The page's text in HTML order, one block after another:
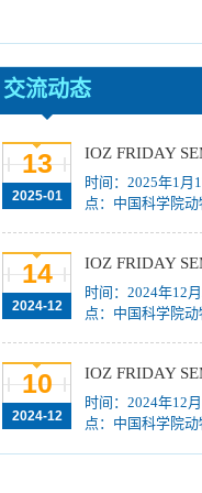
士研究生拟录取结果公示
国际动物学会2024-2026
才工程项目推荐候选人评
国际动物学会关于申报第
度）中国科协青年托举人才
11-08]
中国科学院动物研究所
位研究生简章[2024-10-21]
中国科学院动物研究所
中国科学院动物研究所
取资格公示
[2024-10-15]
交流动态
13
2025-01
时间：2025年1月
点：中国科学院
14
2024-12
时间：2024年12
点：中国科学院
10
2024-12
时间：2024年12
点：中国科学院